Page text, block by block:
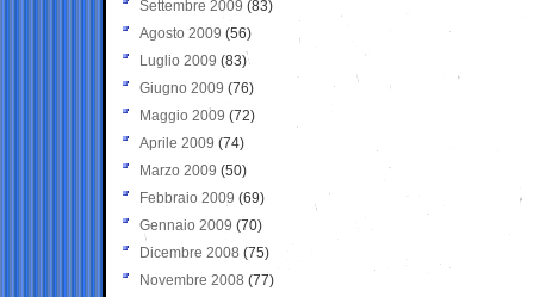
Settembre 2009 (83)
Agosto 2009 (56)
Luglio 2009 (83)
Giugno 2009 (76)
Maggio 2009 (72)
Aprile 2009 (74)
Marzo 2009 (50)
Febbraio 2009 (69)
Gennaio 2009 (70)
Dicembre 2008 (75)
Novembre 2008 (77)